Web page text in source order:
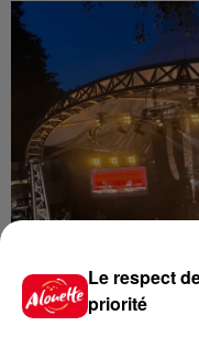
Le respect
priorité